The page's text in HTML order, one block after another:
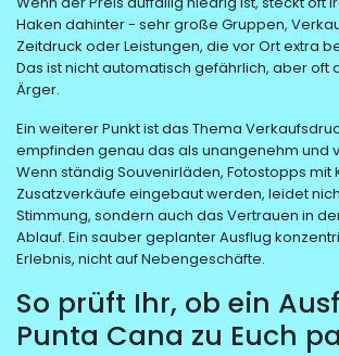
Haken dahinter - sehr große Gruppen,
Zeitdruck oder Leistungen, die vor Ort extra
Das ist nicht automatisch gefährlich, aber oft
Ärger.
Ein weiterer Punkt ist das Thema
empfinden genau das als unangenehm und
Wenn ständig Souvenirläden, Fotostopps mit
Zusatzverkäufe eingebaut werden, leidet
Stimmung, sondern auch das Vertrauen in
Ablauf. Ein sauber geplanter Ausflug
Erlebnis, nicht auf Nebengeschäfte.
So prüft Ihr, ob ein
Punta Cana zu Euch